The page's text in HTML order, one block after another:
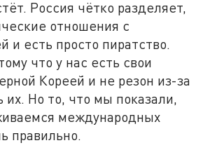
Россия чётко разделяет,
отношения с
и есть просто пиратство.
что у нас есть свои
Кореей и не резон из-за
их. Но то, что мы показали,
международных
правильно.